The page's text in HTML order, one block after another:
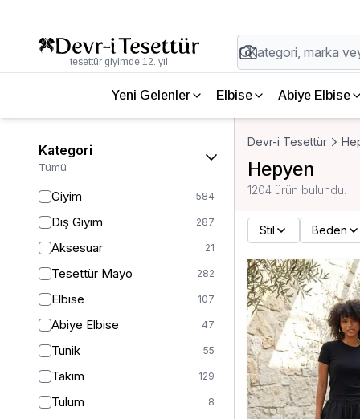
tesettür giyimde 12. yıl
Yeni Gelenler Elbise Abiye Elbise
Kategori
Tümü
Giyim 584
Dış Giyim 287
Aksesuar 21
Tesettür Mayo 282
Elbise 107
Abiye Elbise 47
Tunik 55
Takım 129
Tulum 8
Devr-i Tesettür
Hepyen
1204 ürün bulundu.
Stil Beden